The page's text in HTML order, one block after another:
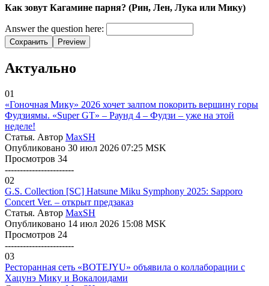
Как зовут Кагамине парня? (Рин, Лен, Лука или Мику)
Answer the question here:
Сохранить Preview
Актуально
01
«Гоночная Мику» 2026 хочет залпом покорить вершину горы
Фудзиямы. «Super GT» – Раунд 4 – Фудзи – уже на этой
неделе!
Статья. Автор MaxSH
Опубликовано 30 июл 2026 07:25 MSK
Просмотров 34
-----------------------
02
G.S. Collection [SC] Hatsune Miku Symphony 2025: Sapporo
Concert Ver. – открыт предзаказ
Статья. Автор MaxSH
Опубликовано 14 июл 2026 15:08 MSK
Просмотров 24
-----------------------
03
Ресторанная сеть «BOTEJYU» объявила о коллаборации с
Хацунэ Мику и Вокалоидами